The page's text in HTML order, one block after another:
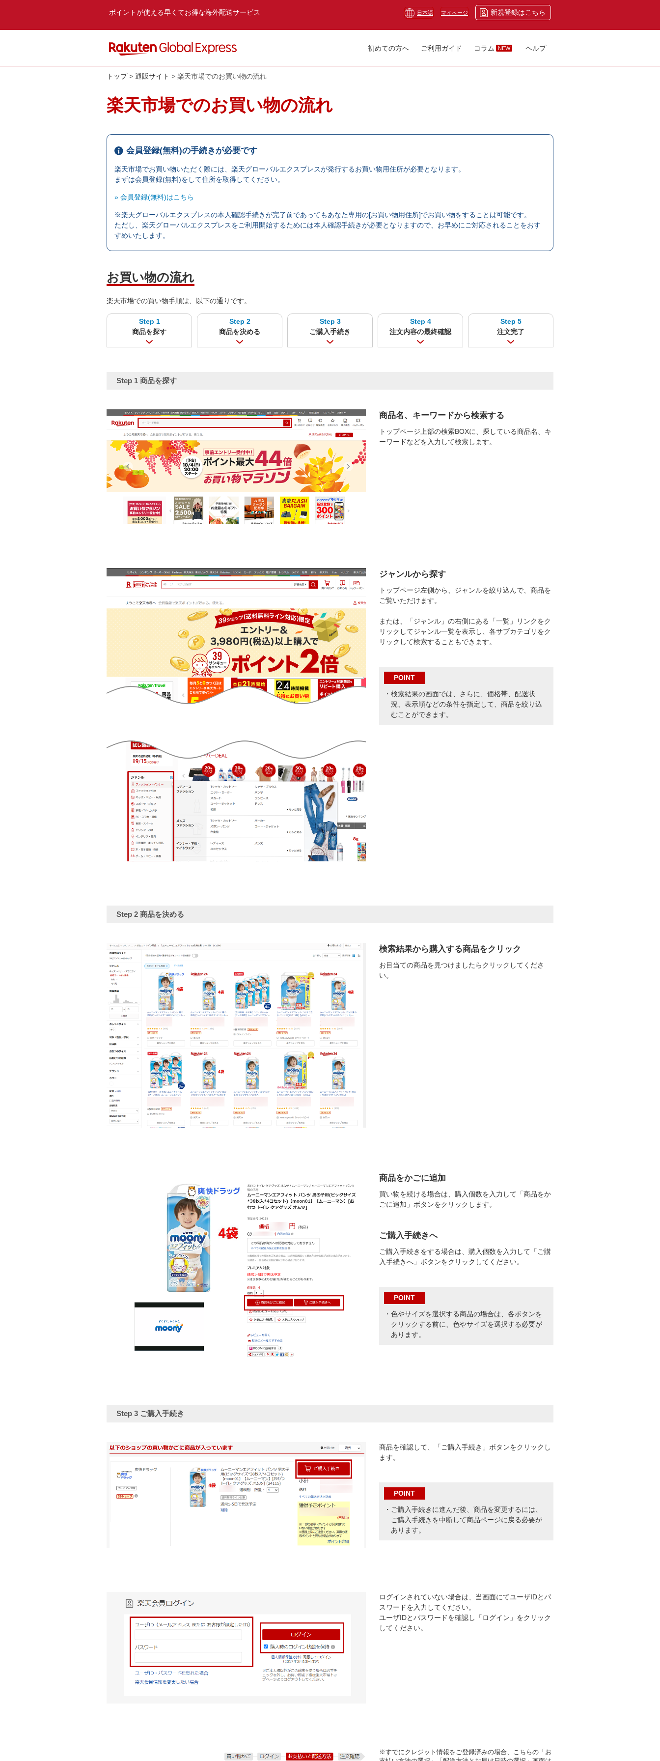
ポイントが使える早くてお得な海外配送サービス 日本語 マイページ 新規登録はこちら
初めての方へ ご利用ガイド コラム NEW ヘルプ
トップ 通販サイト 楽天市場でのお買い物の流れ
楽天市場でのお買い物の流れ
会員登録(無料)の手続きが必要です
楽天市場でお買い物いただく際には、楽天グローバルエクスプレスが発行するお買い物用住所が必要となります。
まずは会員登録(無料)をして住所を取得してください。
» 会員登録(無料)はこちら
※楽天グローバルエクスプレスの本人確認手続きが完了前であってもあなた専用の[お買い物用住所]でお買い物をすることは可能です。
ただし、楽天グローバルエクスプレスをご利用開始するためには本人確認手続きが必要となりますので、お早めにご対応されることをおす
すめいたします。
お買い物の流れ
楽天市場での買い物手順は、以下の通りです。
Step 1
商品を探す
Step 2
商品を決める
Step 3
ご購入手続き
Step 4
注文内容の最終確認
Step 5
注文完了
Step 1 商品を探す
商品名、キーワードから検索する
トップページ上部の検索BOXに、探している商品名、キ
ーワードなどを入力して検索します。
ジャンルから探す
トップページ左側から、ジャンルを絞り込んで、商品を
ご覧いただけます。
または、「ジャンル」の右側にある「一覧」リンクをク
リックしてジャンル一覧を表示し、各サブカテゴリをク
リックして検索することもできます。
POINT
・検索結果の画面では、さらに、価格帯、配送状
況、表示順などの条件を指定して、商品を絞り込
むことができます。
Step 2 商品を決める
検索結果から購入する商品をクリック
お目当ての商品を見つけましたらクリックしてくださ
い。
商品をかごに追加
買い物を続ける場合は、購入個数を入力して「商品をか
ごに追加」ボタンをクリックします。
ご購入手続きへ
ご購入手続きをする場合は、購入個数を入力して「ご購
入手続きへ」ボタンをクリックしてください。
POINT
・色やサイズを選択する商品の場合は、各ボタンを
クリックする前に、色やサイズを選択する必要が
あります。
Step 3 ご購入手続き
商品を確認して、「ご購入手続き」ボタンをクリックし
ます。
POINT
・ご購入手続きに進んだ後、商品を変更するには、
ご購入手続きを中断して商品ページに戻る必要が
あります。
ログインされていない場合は、当画面にてユーザIDとパ
スワードを入力してください。
ユーザIDとパスワードを確認し「ログイン」をクリック
してください。
※すでにクレジット情報をご登録済みの場合、こちらの「お